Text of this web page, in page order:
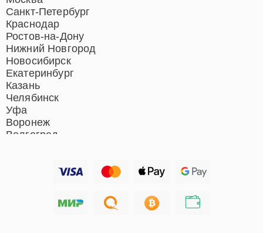
Санкт-Петербург
Краснодар
Ростов-на-Дону
Нижний Новгород
Новосибирск
Екатеринбург
Казань
Челябинск
Уфа
Воронеж
Волгоград
Хабаровск
Ремонт гладильных систем
Ремонт отпаривателей
Ремонт вертикальных
пылесосов